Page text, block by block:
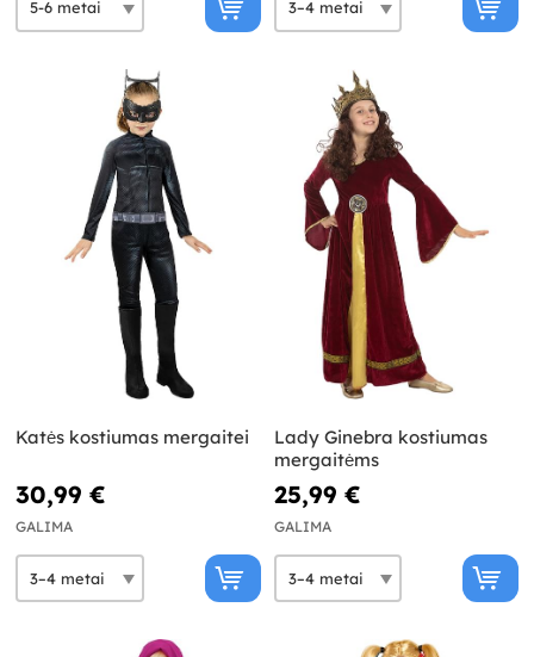
Katės kostiumas mergaitei
30,99 €
GALIMA
Lady Ginebra kostiumas
mergaitėms
25,99 €
GALIMA